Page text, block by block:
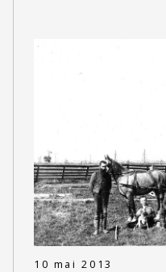
10 mai 2013